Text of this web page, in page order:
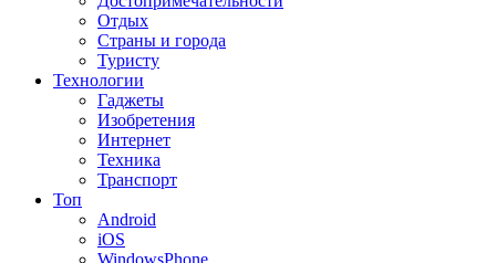
Отдых
Страны и города
Туристу
Технологии
Гаджеты
Изобретения
Интернет
Техника
Транспорт
Топ
Android
iOS
WindowsPhone